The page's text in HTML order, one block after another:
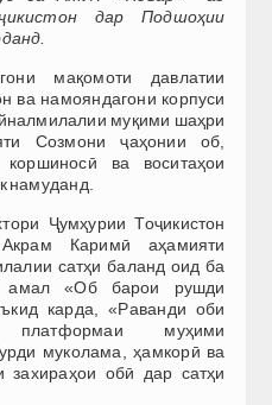
дар Подшоҳии
мақомоти давлатии
ва намояндагони корпуси
муқими шаҳри
Созмони ҷаҳонии об,
ва воситаҳои
намуданд.
Ҷумҳурии Тоҷикистон
Каримӣ аҳамияти
сатҳи баланд оид ба
амал «Об барои рушди
карда, «Раванди оби
муҳими
муколама, ҳамкорӣ ва
обӣ дар сатҳи